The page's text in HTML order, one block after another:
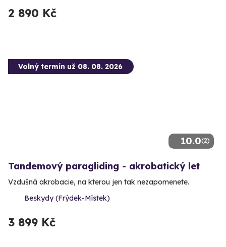
2 890 Kč
10.0(2)
Volný termín už 08. 08. 2026
Tandemový paragliding - akrobatický let
Vzdušná akrobacie, na kterou jen tak nezapomenete.
Beskydy (Frýdek-Místek)
3 899 Kč